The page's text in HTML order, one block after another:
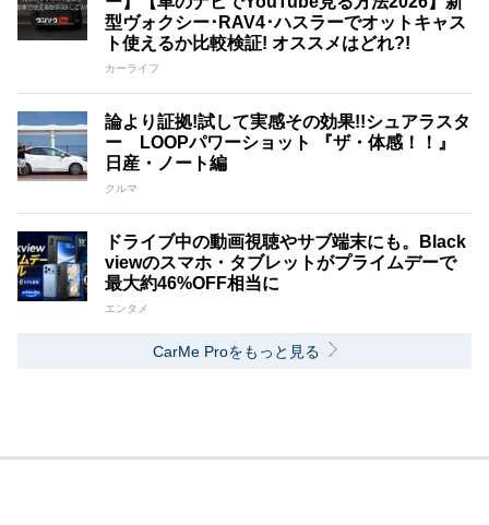
型ヴォクシー･RAV4･ハスラーでオットキャス
ト使えるか比較検証! オススメはどれ?!
カーライフ
論より証拠!試して実感その効果!!シュアラスタ
ー LOOPパワーショット 『ザ・体感！！』
日産・ノート編
クルマ
ドライブ中の動画視聴やサブ端末にも。Black
viewのスマホ・タブレットがプライムデーで
最大約46%OFF相当に
エンタメ
CarMe Proをもっと見る